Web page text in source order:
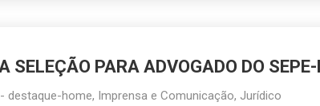
SELEÇÃO PARA ADVOGADO DO
- destaque-home, Imprensa e Comunicação, Jurídico